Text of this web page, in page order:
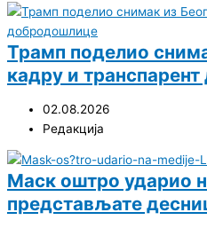
Трамп поделио
кадру и
02.08.2026
Редакција
Маск оштро ударио
представљате